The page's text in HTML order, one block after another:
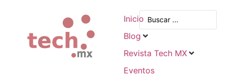
Inicio
Blog
Revista Tech MX
Eventos